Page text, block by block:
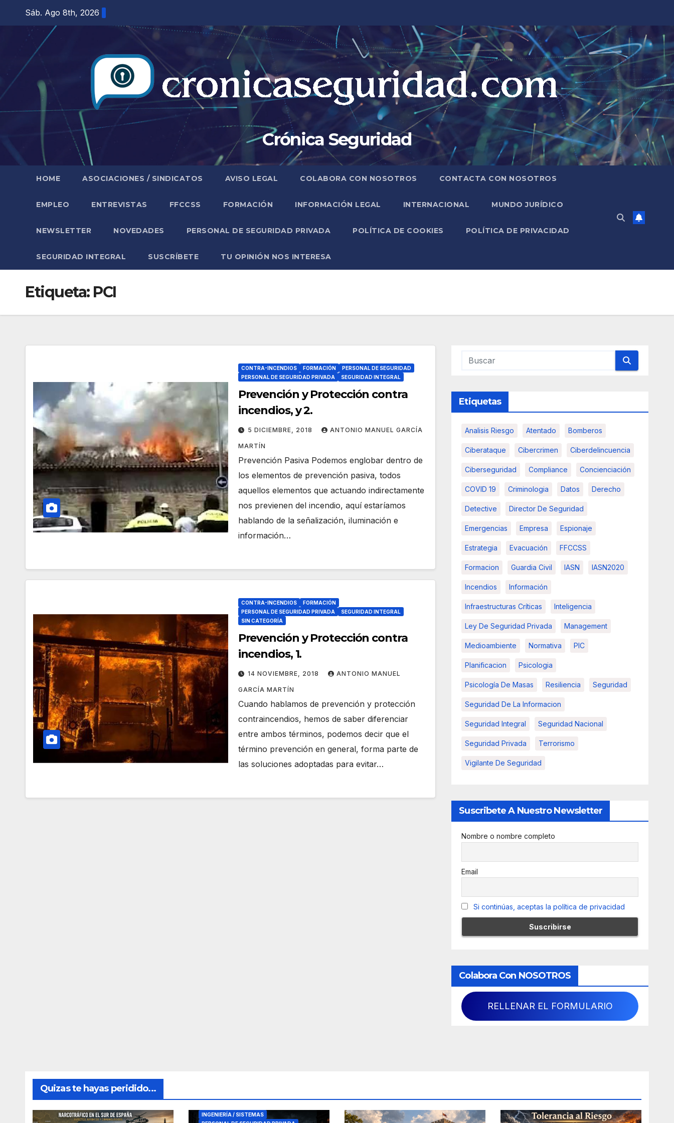
contenido
Sáb. Ago 8th, 2026
Crónica Seguridad
HOME ASOCIACIONES / SINDICATOS AVISO LEGAL COLABORA CON NOSOTROS CONTACTA CON NOSOTROS
EMPLEO ENTREVISTAS FFCCSS FORMACIÓN INFORMACIÓN LEGAL INTERNACIONAL MUNDO JURÍDICO
NEWSLETTER NOVEDADES PERSONAL DE SEGURIDAD PRIVADA POLÍTICA DE COOKIES POLÍTICA DE PRIVACIDAD
SEGURIDAD INTEGRAL SUSCRÍBETE TU OPINIÓN NOS INTERESA
Etiqueta: PCI
CONTRA-INCENDIOS FORMACIÓN
PERSONAL DE SEGURIDAD
PERSONAL DE SEGURIDAD PRIVADA
SEGURIDAD INTEGRAL
Prevención y Protección contra
incendios, y 2.
5 DICIEMBRE, 2018 ANTONIO MANUEL GARCÍA
MARTÍN
Prevención Pasiva Podemos englobar dentro de
los elementos de prevención pasiva, todos
aquellos elementos que actuando indirectamente
nos previenen del incendio, aquí estaríamos
hablando de la señalización, iluminación e
información…
CONTRA-INCENDIOS
FORMACIÓN
PERSONAL DE SEGURIDAD PRIVADA
SEGURIDAD INTEGRAL
SIN CATEGORÍA
Prevención y Protección contra
incendios, 1.
14 NOVIEMBRE, 2018 ANTONIO MANUEL
GARCÍA MARTÍN
Cuando hablamos de prevención y protección
contraincendios, hemos de saber diferenciar
entre ambos términos, podemos decir que el
término prevención en general, forma parte de
las soluciones adoptadas para evitar…
Etiquetas
Analisis Riesgo Atentado Bomberos
Ciberataque Cibercrimen Ciberdelincuencia
Ciberseguridad Compliance Concienciación
COVID 19 Criminologia Datos Derecho
Detective Director De Seguridad
Emergencias Empresa Espionaje
Estrategia Evacuación FFCCSS
Formacion Guardia Civil IASN IASN2020
Incendios Información
Infraestructuras Críticas Inteligencia
Ley De Seguridad Privada Management
Medioambiente Normativa PIC
Planificacion Psicologia
Psicología De Masas Resiliencia Seguridad
Seguridad De La Informacion
Seguridad Integral Seguridad Nacional
Seguridad Privada Terrorismo
Vigilante De Seguridad
Suscribete A Nuestro Newsletter
Nombre o nombre completo
Email
Si continúas, aceptas la política de privacidad
Colabora Con NOSOTROS
RELLENAR EL FORMULARIO
Quizas te hayas peridido...
INGENIERÍA / SISTEMAS